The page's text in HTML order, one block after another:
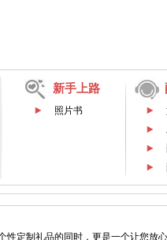
新手上路
照片书
性定制礼品的同时，更是一个让您放